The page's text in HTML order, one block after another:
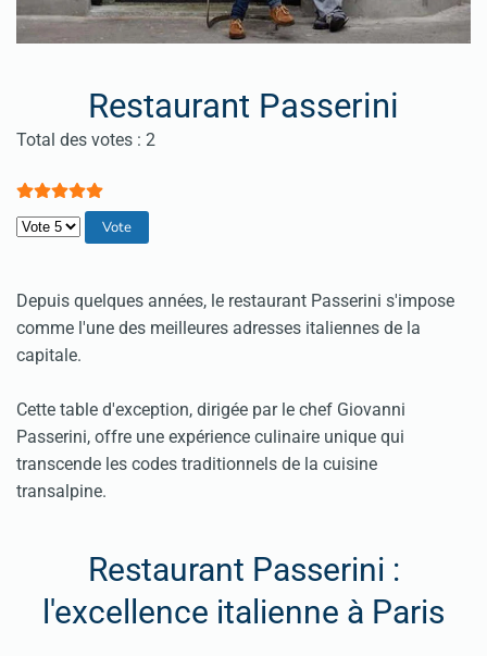
Restaurant Passerini
Vote utilisateur:5/
Total des votes : 2
Veuillez voter
Depuis quelques années, le restaurant Passerini s'impose
comme l'une des meilleures adresses italiennes de la
capitale.
Cette table d'exception, dirigée par le chef Giovanni
Passerini, offre une expérience culinaire unique qui
transcende les codes traditionnels de la cuisine
transalpine.
Restaurant Passerini :
l'excellence italienne à Paris